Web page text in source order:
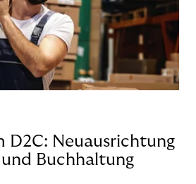
D2C: Neuausrichtung
Buchhaltung